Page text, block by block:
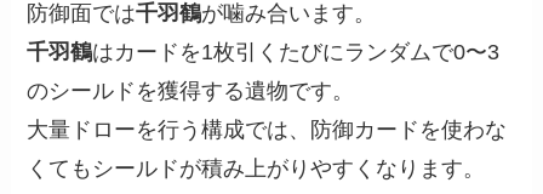
防御面では千羽鶴が噛み合います。
千羽鶴はカードを1枚引くたびにランダムで0〜3
のシールドを獲得する遺物です。
大量ドローを行う構成では、防御カードを使わな
くてもシールドが積み上がりやすくなります。